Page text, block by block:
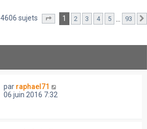
4606 sujets Page sur 93
1 2 3 4 5 93
par raphael71
06 juin 2016 7:32